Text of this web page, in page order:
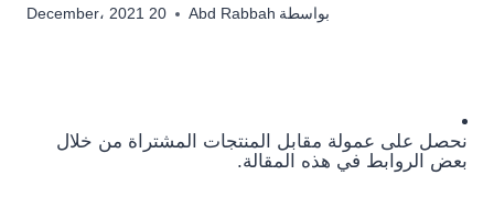
بواسطة Abd Rabbah 20 December، 2021
نحصل على عمولة مقابل المنتجات المشتراة من خلال
بعض الروابط في هذه المقالة.